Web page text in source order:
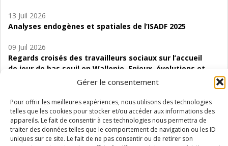
Gérer le consentement
Pour offrir les meilleures expériences, nous utilisons des technologies
telles que les cookies pour stocker et/ou accéder aux informations des
appareils. Le fait de consentir à ces technologies nous permettra de
traiter des données telles que le comportement de navigation ou les ID
uniques sur ce site. Le fait de ne pas consentir ou de retirer son
13 Juil 2026
Analyses endogènes et spatiales de l’ISADF 2025
09 Juil 2026
Regards croisés des travailleurs sociaux sur l’accueil
de jour de bas seuil en Wallonie. Enjeux, évolutions et
06 Juil 2026
Étude d’évaluabilité des Structures
d’accompagnement à l’autocréation d’emploi (SAACE)
01 Juil 2026